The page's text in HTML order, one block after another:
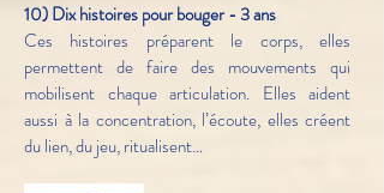
10) Dix histoires pour bouger - 3 ans
Ces histoires préparent le corps, elles
permettent de faire des mouvements qui
mobilisent chaque articulation. Elles aident
aussi à la concentration, l’écoute, elles créent
du lien, du jeu, ritualisent…